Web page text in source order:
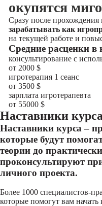
окупятся
Сразу после прохождения
зарабатывать как
на текущей работе и
Cредние расценки в
консультирование с
от 2000 $
игротерапия 1 сеанс
от 3500 $
зарплата игротерапевта
от 55000 $
Наставники курса
Наставники курса –
которые будут
теории до
проконсультируют
личного проекта.
Более 1000 специалистов-
которые помогут вам начать